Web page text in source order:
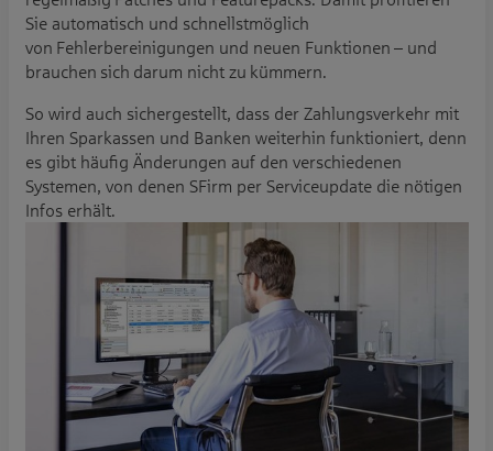
Sie automatisch und schnellstmöglich
von Fehlerbereinigungen und neuen Funktionen – und
brauchen sich darum nicht zu kümmern.
So wird auch sichergestellt, dass der Zahlungsverkehr mit
Ihren Sparkassen und Banken weiterhin funktioniert, denn
es gibt häufig Änderungen auf den verschiedenen
Systemen, von denen SFirm per Serviceupdate die nötigen
Infos erhält.